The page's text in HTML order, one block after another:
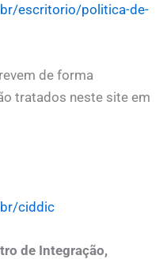
escritorio/politica-de-
de forma
tratados neste site em
ciddic
de Integração,